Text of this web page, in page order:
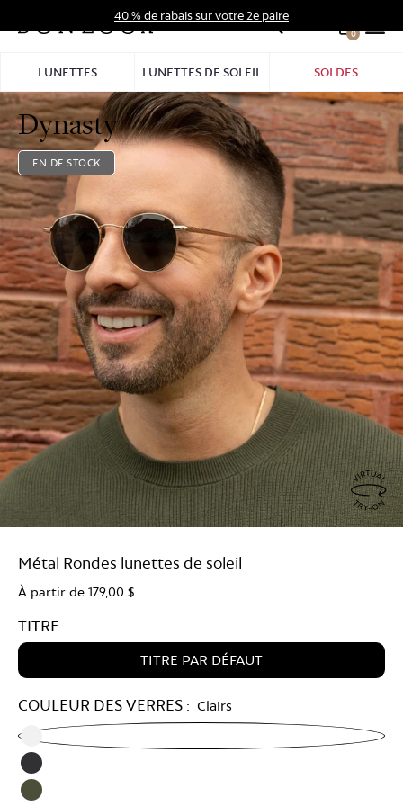
au
40 % de rabais sur votre 2e paire
0
LUNETTES LUNETTES DE SOLEIL SOLDES
Dynasty
EN DE STOCK
Métal Rondes lunettes de soleil
À partir de 179,00 $
TITRE
TITRE PAR DÉFAUT
COULEUR DES VERRES : Clairs
Clear
Grey